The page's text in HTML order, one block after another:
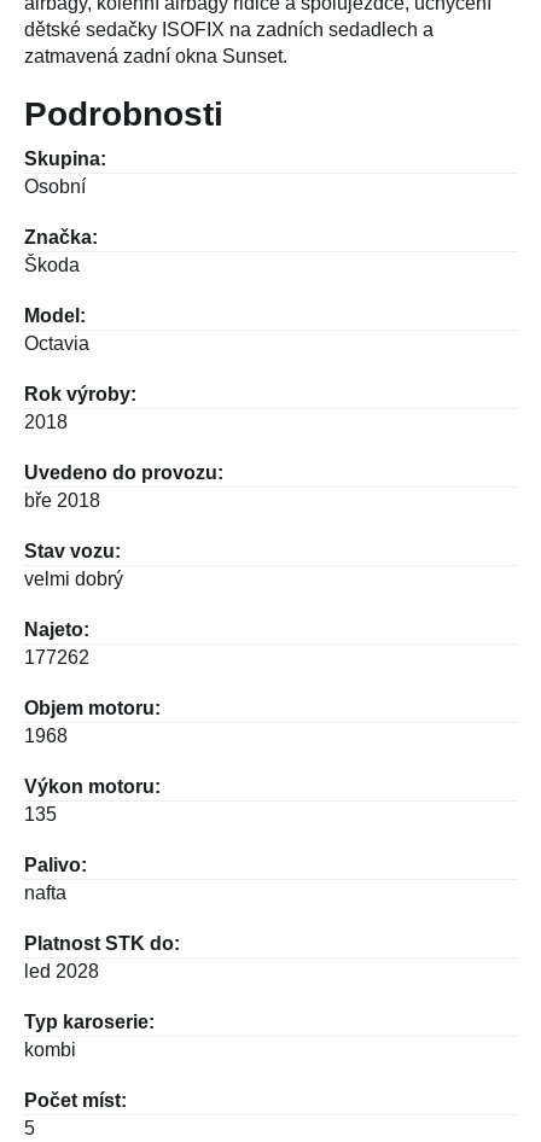
dětské sedačky ISOFIX na zadních sedadlech a
zatmavená zadní okna Sunset.
Podrobnosti
Skupina:
Osobní
Značka:
Škoda
Model:
Octavia
Rok výroby:
2018
Uvedeno do provozu:
bře 2018
Stav vozu:
velmi dobrý
Najeto:
177262
Objem motoru:
1968
Výkon motoru:
135
Palivo:
nafta
Platnost STK do:
led 2028
Typ karoserie:
kombi
Počet míst:
5